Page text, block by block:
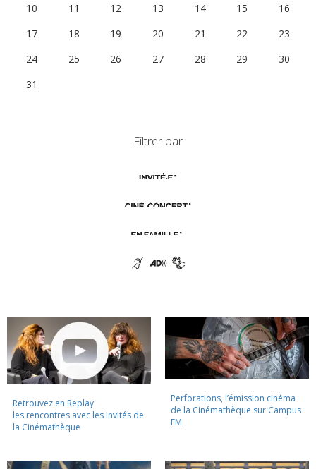
10
11 12 13 14 15
16
17
18 19 20 21 22
23
24
25 26 27 28 29
30
31
Filtrer par
Retrouvez en Replay
les rencontres avec les invités de
la Cinémathèque
Perforations, l’émission cinéma
de la Cinémathèque sur Campus
FM